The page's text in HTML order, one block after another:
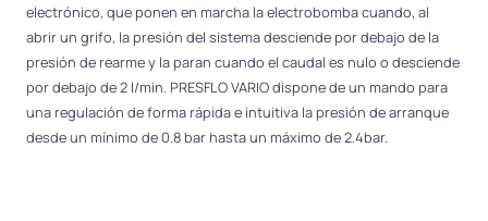
electrónico, que ponen en marcha la electrobomba cuando, al
abrir un grifo, la presión del sistema desciende por debajo de la
presión de rearme y la paran cuando el caudal es nulo o desciende
por debajo de 2 l/min. PRESFLO VARIO dispone de un mando para
una regulación de forma rápida e intuitiva la presión de arranque
desde un mínimo de 0.8 bar hasta un máximo de 2.4bar.